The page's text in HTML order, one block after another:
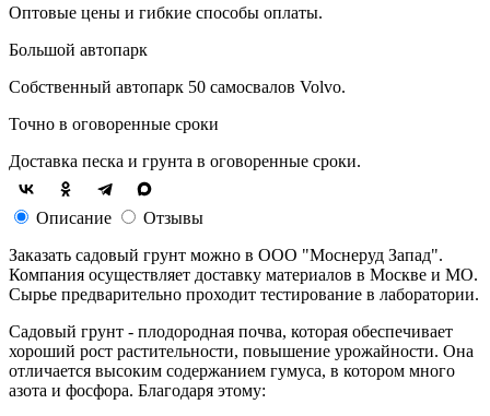
Оптовые цены и гибкие способы оплаты.
Большой автопарк
Собственный автопарк 50 самосвалов Volvo.
Точно в оговоренные сроки
Доставка песка и грунта в оговоренные сроки.
Описание
Отзывы
Заказать садовый грунт можно в ООО "Моснеруд Запад".
Компания осуществляет доставку материалов в Москве и МО.
Сырье предварительно проходит тестирование в лаборатории.
Садовый грунт - плодородная почва, которая обеспечивает
хороший рост растительности, повышение урожайности. Она
отличается высоким содержанием гумуса, в котором много
азота и фосфора. Благодаря этому: